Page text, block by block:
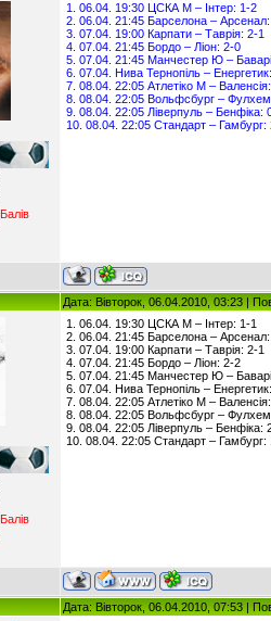
Балiв
1. 06.04. 19:30 ЦСКА М – Інтер: 1-2
2. 06.04. 21:45 Барселона –
3. 07.04. 19:00 Карпати – Таврія: 2-1
4. 07.04. 21:45 Бордо – Ліон: 2-0
5. 07.04. 21:45 Манчестер Ю –
6. 07.04. Нива Тернопіль –
7. 08.04. 22:05 Атлетіко М –
8. 08.04. 22:05 Вольфсбург –
9. 08.04. 22:05 Ліверпуль – Бенфіка:
10. 08.04. 22:05 Стандарт – Гамбург:
Дата: Вівторок, 06.04.2010, 03:23 |
Балiв
1. 06.04. 19:30 ЦСКА М – Інтер: 1-1
2. 06.04. 21:45 Барселона –
3. 07.04. 19:00 Карпати – Таврія: 2-1
4. 07.04. 21:45 Бордо – Ліон: 2-2
5. 07.04. 21:45 Манчестер Ю –
6. 07.04. Нива Тернопіль –
7. 08.04. 22:05 Атлетіко М –
8. 08.04. 22:05 Вольфсбург –
9. 08.04. 22:05 Ліверпуль – Бенфіка:
10. 08.04. 22:05 Стандарт – Гамбург:
Дата: Вівторок, 06.04.2010, 07:53 |